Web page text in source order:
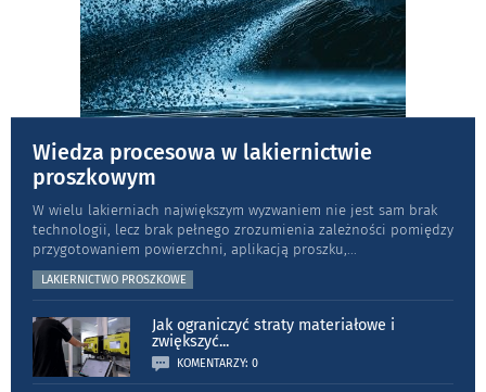
Wiedza procesowa w lakiernictwie
proszkowym
W wielu lakierniach największym wyzwaniem nie jest sam brak
technologii, lecz brak pełnego zrozumienia zależności pomiędzy
przygotowaniem powierzchni, aplikacją proszku,...
LAKIERNICTWO PROSZKOWE
Jak ograniczyć straty materiałowe i
zwiększyć...
KOMENTARZY: 0